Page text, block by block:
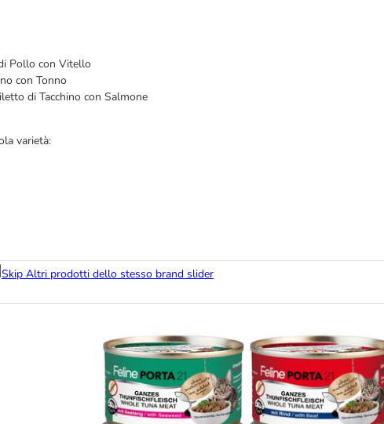
Pollo con Vitello
con Tonno
di Tacchino con Salmone
varietà:
Skip Altri prodotti dello stesso brand slider